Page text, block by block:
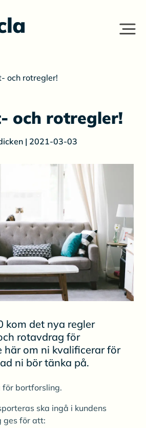
och rotregler!
och rotregler!
| 2021-03-03
kom det nya regler
rotavdrag för
här om ni kvalificerar för
ni bör tänka på.
bortforsling.
ska ingå i kundens
ges för att: